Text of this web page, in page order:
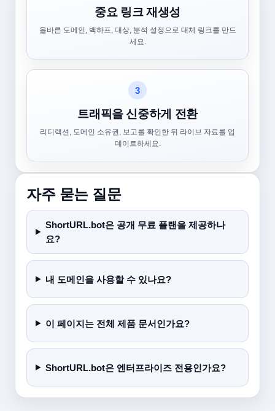
중요 링크 재생성
올바른 도메인, 백하프, 대상, 분석 설정으로 대체 링크를 만드
세요.
3
트래픽을 신중하게 전환
리디렉션, 도메인 소유권, 보고를 확인한 뒤 라이브 자료를 업
데이트하세요.
자주 묻는 질문
ShortURL.bot은 공개 무료 플랜을 제공하나
요?
내 도메인을 사용할 수 있나요?
이 페이지는 전체 제품 문서인가요?
ShortURL.bot은 엔터프라이즈 전용인가요?